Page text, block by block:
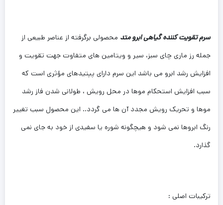
سرم تقویت کننده گیاهی ابرو متد محصولی برگرفته از عناصر طبیعی از
جمله رز ماری چای سبز، سیر و ویتامین های متفاوت جهت تقویت و
افزایش رشد ابرو می باشد این سرم دارای پپتیدهای مؤثری است که
سبب افزایش استحکام موها در محل رویش ، طولانی شدن فاز رشد
موها و تحریک رویش مجدد آن ها می گردد.. این محصول سبب تغییر
رنگ ابروها نمی شود و هیچگونه شوره یا سفیدی از خود به جای نمی
گذارد.
ترکیبات اصلی :